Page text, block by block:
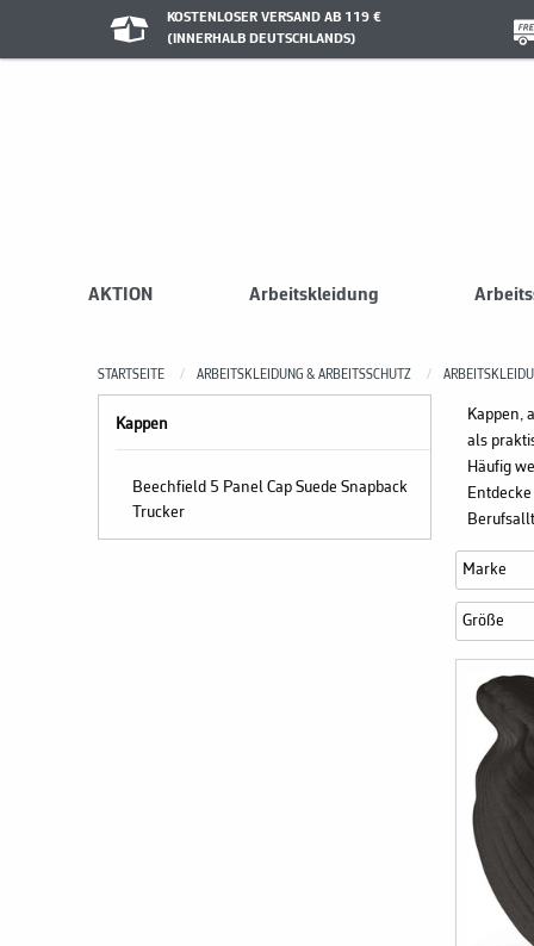
KOSTENLOSER VERSAND AB 119 €
(INNERHALB DEUTSCHLANDS)
AKTION Arbeitskleidung
STARTSEITE ARBEITSKLEIDUNG & ARBEITSSCHUTZ
Kappen
Beechfield 5 Panel Cap Suede Snapback
Trucker
Kappen,
als
Häufig
Marke
Größe